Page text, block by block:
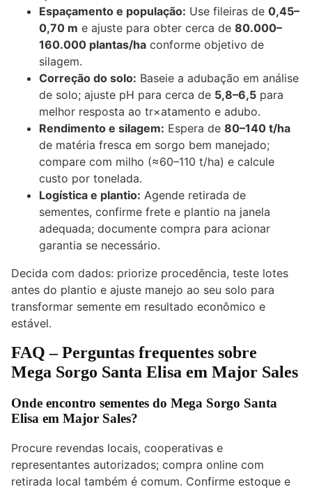
Espaçamento e população: Use fileiras de 0,45–
0,70 m e ajuste para obter cerca de 80.000–
160.000 plantas/ha conforme objetivo de
silagem.
Correção do solo: Baseie a adubação em análise
de solo; ajuste pH para cerca de 5,8–6,5 para
melhor resposta ao tr×atamento e adubo.
Rendimento e silagem: Espera de 80–140 t/ha
de matéria fresca em sorgo bem manejado;
compare com milho (≈60–110 t/ha) e calcule
custo por tonelada.
Logística e plantio: Agende retirada de
sementes, confirme frete e plantio na janela
adequada; documente compra para acionar
garantia se necessário.
Decida com dados: priorize procedência, teste lotes
antes do plantio e ajuste manejo ao seu solo para
transformar semente em resultado econômico e
estável.
FAQ – Perguntas frequentes sobre
Mega Sorgo Santa Elisa em Major Sales
Onde encontro sementes do Mega Sorgo Santa
Elisa em Major Sales?
Procure revendas locais, cooperativas e
representantes autorizados; compra online com
retirada local também é comum. Confirme estoque e